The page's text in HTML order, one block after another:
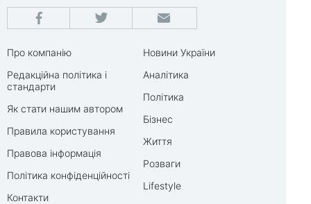
Про компанію
Редакційна політика і
стандарти
Як стати нашим автором
Правила користування
Правова інформація
Політика конфіденційності
Контакти
Новини України
Аналітика
Політика
Бізнес
Життя
Розваги
Lifestyle